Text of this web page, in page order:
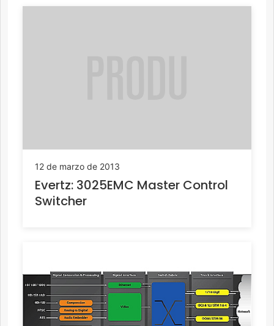
12 de marzo de 2013
Evertz: 3025EMC Master Control
Switcher